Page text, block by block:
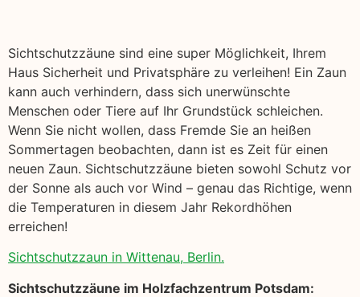
Sichtschutzzäune sind eine super Möglichkeit, Ihrem
Haus Sicherheit und Privatsphäre zu verleihen! Ein Zaun
kann auch verhindern, dass sich unerwünschte
Menschen oder Tiere auf Ihr Grundstück schleichen.
Wenn Sie nicht wollen, dass Fremde Sie an heißen
Sommertagen beobachten, dann ist es Zeit für einen
neuen Zaun. Sichtschutzzäune bieten sowohl Schutz vor
der Sonne als auch vor Wind – genau das Richtige, wenn
die Temperaturen in diesem Jahr Rekordhöhen
erreichen!
Sichtschutzzaun in Wittenau, Berlin.
Sichtschutzzäune im Holzfachzentrum Potsdam: